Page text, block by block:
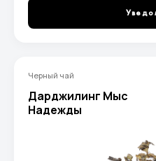
Черный чай
Дарджилинг Мыс
Надежды